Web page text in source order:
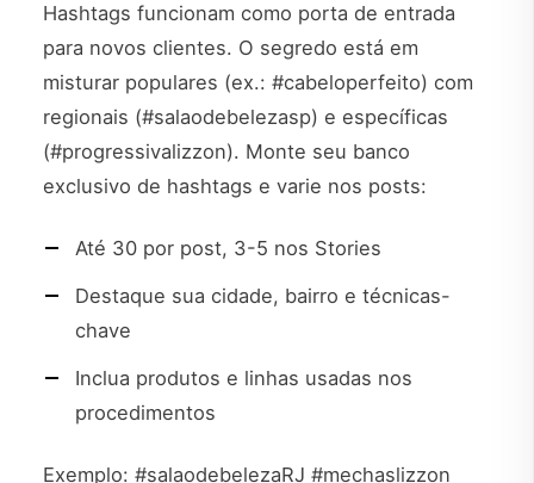
Hashtags funcionam como porta de entrada
para novos clientes. O segredo está em
misturar populares (ex.: #cabeloperfeito) com
regionais (#salaodebelezasp) e específicas
(#progressivalizzon). Monte seu banco
exclusivo de hashtags e varie nos posts:
Até 30 por post, 3-5 nos Stories
Destaque sua cidade, bairro e técnicas-
chave
Inclua produtos e linhas usadas nos
procedimentos
Exemplo: #salaodebelezaRJ #mechaslizzon